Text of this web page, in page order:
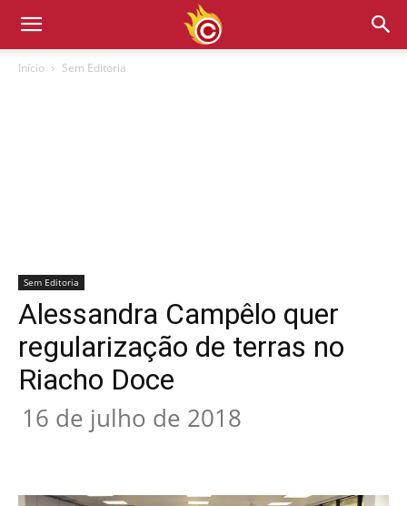
Início Sem Editoria
Sem Editoria
Alessandra Campêlo quer
regularização de terras no
Riacho Doce
16 de julho de 2018